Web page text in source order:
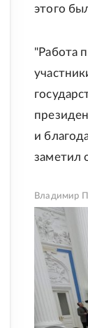
этого
"Работа
и
заметил
Владимир